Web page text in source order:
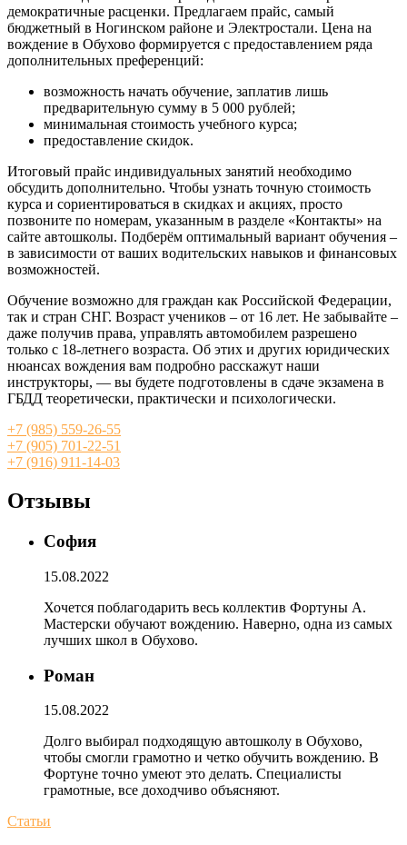
демократичные расценки. Предлагаем прайс, самый
бюджетный в Ногинском районе и Электростали. Цена на
вождение в Обухово формируется с предоставлением ряда
дополнительных преференций:
возможность начать обучение, заплатив лишь
предварительную сумму в 5 000 рублей;
минимальная стоимость учебного курса;
предоставление скидок.
Итоговый прайс индивидуальных занятий необходимо
обсудить дополнительно. Чтобы узнать точную стоимость
курса и сориентироваться в скидках и акциях, просто
позвоните по номерам, указанным в разделе «Контакты» на
сайте автошколы. Подберём оптимальный вариант обучения –
в зависимости от ваших водительских навыков и финансовых
возможностей.
Обучение возможно для граждан как Российской Федерации,
так и стран СНГ. Возраст учеников – от 16 лет. Не забывайте –
даже получив права, управлять автомобилем разрешено
только с 18-летнего возраста. Об этих и других юридических
нюансах вождения вам подробно расскажут наши
инструкторы, — вы будете подготовлены в сдаче экзамена в
ГБДД теоретически, практически и психологически.
+7 (985) 559-26-55
+7 (905) 701-22-51
+7 (916) 911-14-03
Отзывы
София
15.08.2022
Хочется поблагодарить весь коллектив Фортуны А.
Мастерски обучают вождению. Наверно, одна из самых
лучших школ в Обухово.
Роман
15.08.2022
Долго выбирал подходящую автошколу в Обухово,
чтобы смогли грамотно и четко обучить вождению. В
Фортуне точно умеют это делать. Специалисты
грамотные, все доходчиво объясняют.
Статьи